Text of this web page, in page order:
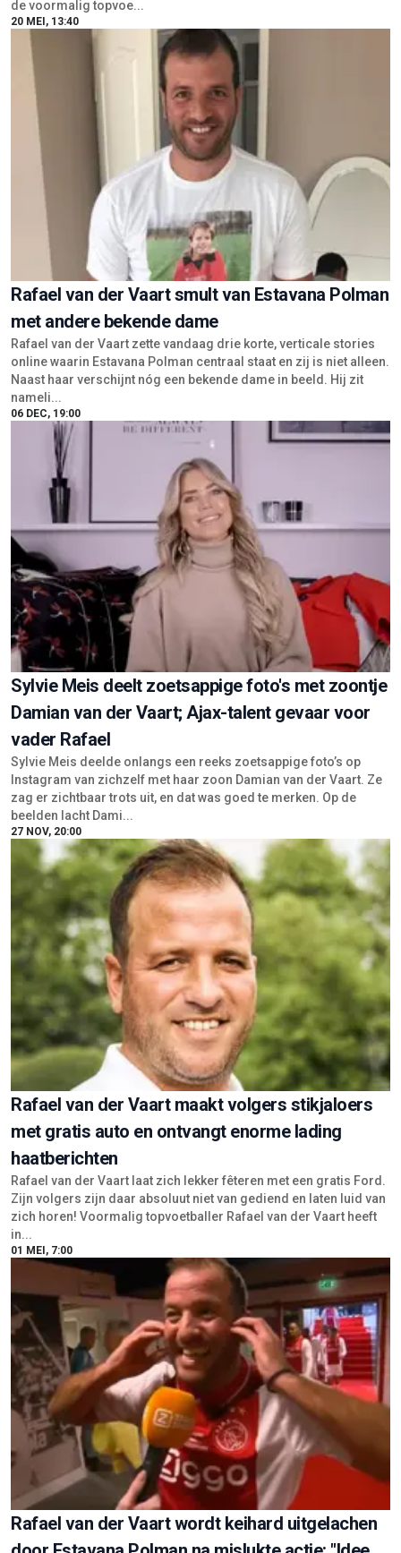
de voormalig topvoe...
20 MEI, 13:40
Rafael van der Vaart smult van Estavana Polman
met andere bekende dame
Rafael van der Vaart zette vandaag drie korte, verticale stories
online waarin Estavana Polman centraal staat en zij is niet alleen.
Naast haar verschijnt nóg een bekende dame in beeld. Hij zit
nameli...
06 DEC, 19:00
Sylvie Meis deelt zoetsappige foto's met zoontje
Damian van der Vaart; Ajax-talent gevaar voor
vader Rafael
Sylvie Meis deelde onlangs een reeks zoetsappige foto’s op
Instagram van zichzelf met haar zoon Damian van der Vaart. Ze
zag er zichtbaar trots uit, en dat was goed te merken. Op de
beelden lacht Dami...
27 NOV, 20:00
Rafael van der Vaart maakt volgers stikjaloers
met gratis auto en ontvangt enorme lading
haatberichten
Rafael van der Vaart laat zich lekker fêteren met een gratis Ford.
Zijn volgers zijn daar absoluut niet van gediend en laten luid van
zich horen! Voormalig topvoetballer Rafael van der Vaart heeft
in...
01 MEI, 7:00
Rafael van der Vaart wordt keihard uitgelachen